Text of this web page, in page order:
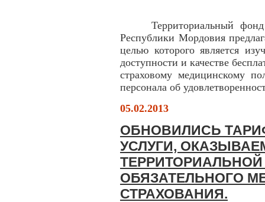
Территориальный фонд
Республики Мордовия
целью которого является
доступности и качестве
страховому медицинскому
персонала об
05.02.2013
ОБНОВИЛИСЬ
УСЛУГИ,
ОБЯЗАТЕЛЬНОГО
СТРАХОВАНИЯ.